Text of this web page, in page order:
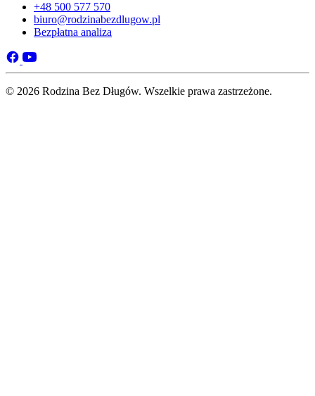
+48 500 577 570
biuro@rodzinabezdlugow.pl
Bezpłatna analiza
© 2026 Rodzina Bez Długów. Wszelkie prawa zastrzeżone.